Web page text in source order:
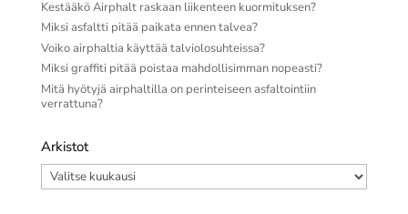
Kestääkö Airphalt raskaan liikenteen kuormituksen?
Miksi asfaltti pitää paikata ennen talvea?
Voiko airphaltia käyttää talviolosuhteissa?
Miksi graffiti pitää poistaa mahdollisimman nopeasti?
Mitä hyötyjä airphaltilla on perinteiseen asfaltointiin
verrattuna?
Arkistot
Arkistot